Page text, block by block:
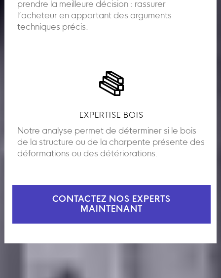
prendre la meilleure décision : rassurer
l’acheteur en apportant des arguments
techniques précis.
EXPERTISE BOIS
Notre analyse permet de déterminer si le bois
de la structure ou de la charpente présente des
déformations ou des détériorations.
CONTACTEZ NOS EXPERTS
MAINTENANT